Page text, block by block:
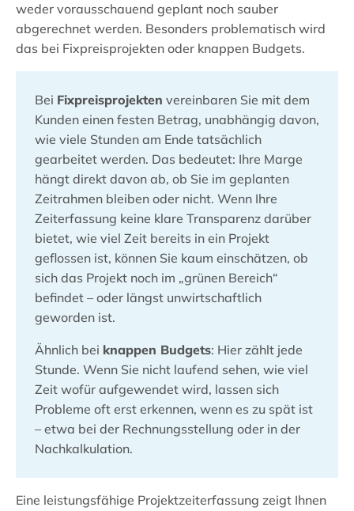
weder vorausschauend geplant noch sauber
abgerechnet werden. Besonders problematisch wird
das bei Fixpreisprojekten oder knappen Budgets.
Bei Fixpreisprojekten vereinbaren Sie mit dem
Kunden einen festen Betrag, unabhängig davon,
wie viele Stunden am Ende tatsächlich
gearbeitet werden. Das bedeutet: Ihre Marge
hängt direkt davon ab, ob Sie im geplanten
Zeitrahmen bleiben oder nicht. Wenn Ihre
Zeiterfassung keine klare Transparenz darüber
bietet, wie viel Zeit bereits in ein Projekt
geflossen ist, können Sie kaum einschätzen, ob
sich das Projekt noch im „grünen Bereich“
befindet – oder längst unwirtschaftlich
geworden ist.
Ähnlich bei knappen Budgets: Hier zählt jede
Stunde. Wenn Sie nicht laufend sehen, wie viel
Zeit wofür aufgewendet wird, lassen sich
Probleme oft erst erkennen, wenn es zu spät ist
– etwa bei der Rechnungsstellung oder in der
Nachkalkulation.
Eine leistungsfähige Projektzeiterfassung zeigt Ihnen